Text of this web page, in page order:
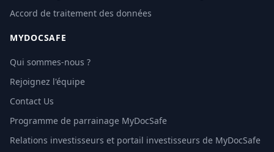
Accord de traitement des données
MYDOCSAFE
Qui sommes-nous ?
Rejoignez l'équipe
Contact Us
Programme de parrainage MyDocSafe
Relations investisseurs et portail investisseurs de MyDocSafe